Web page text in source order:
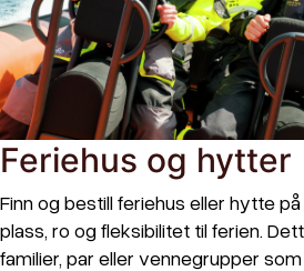
Feriehus og hytter
Finn og bestill feriehus eller hytte
plass, ro og fleksibilitet til ferien.
familier, par eller vennegrupper